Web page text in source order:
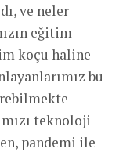
ve neler
eğitim
koçu haline
bu
teknoloji
pandemi ile